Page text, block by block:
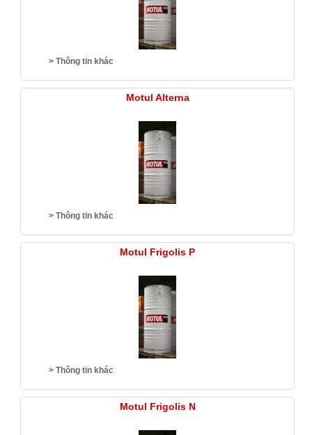
> Thông tin khác
Motul Alterna
> Thông tin khác
Motul Frigolis P
> Thông tin khác
Motul Frigolis N